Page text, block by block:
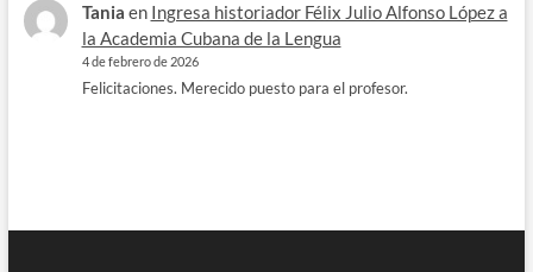
Tania en Ingresa historiador Félix Julio Alfonso López a
la Academia Cubana de la Lengua
4 de febrero de 2026
Felicitaciones. Merecido puesto para el profesor.